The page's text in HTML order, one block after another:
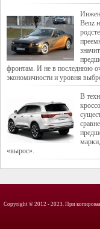
Benz
фронтам. И не в последнюю
экономичности и уровня
В
«вырос».
Copyright © 2012 - 2023. При